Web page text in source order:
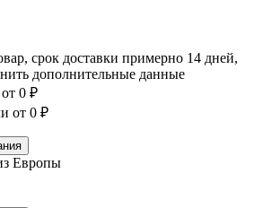
срок доставки примерно 14 дней,
дополнительные данные
от 0 ₽
от 0 ₽
Европы